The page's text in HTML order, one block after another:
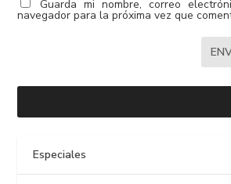
Guarda mi nombre, correo
navegador para la próxima vez que
Especiales